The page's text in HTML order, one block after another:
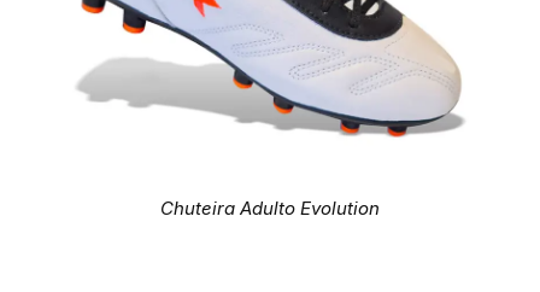
Chuteira Adulto Evolution